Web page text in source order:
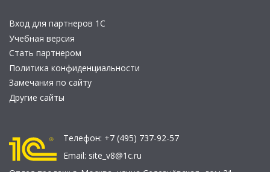
Вход для партнеров 1С
Учебная версия
Стать партнером
Политика конфиденциальности
Замечания по сайту
Другие сайты
Телефон: +7 (495) 737-92-57
Email: site_v8@1c.ru